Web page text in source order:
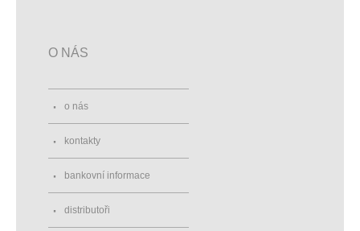
O NÁS
o nás
kontakty
bankovní informace
distributoři